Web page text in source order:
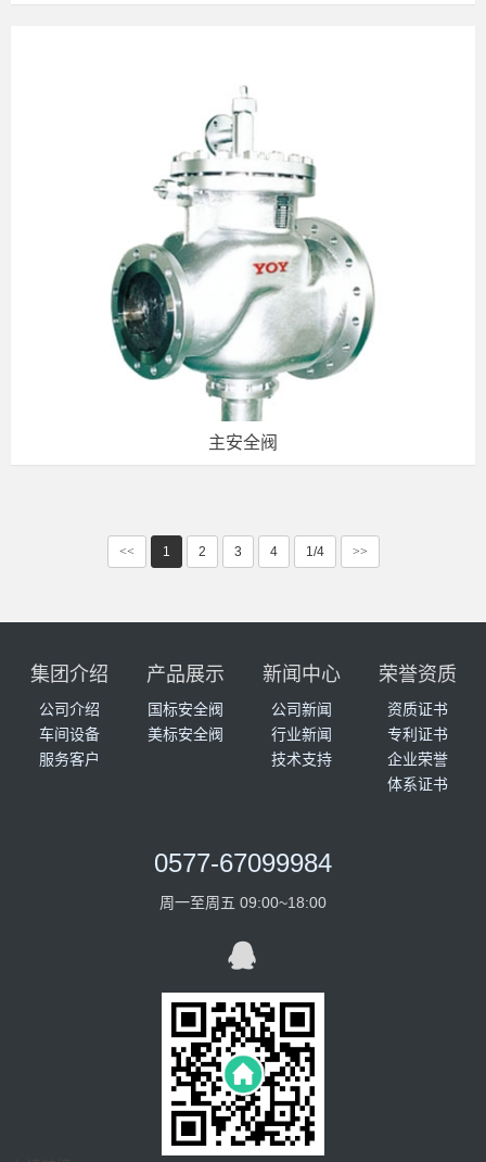
主安全阀
<< 1 2 3 4 1/4 >>
集团介绍
公司介绍
车间设备
服务客户
产品展示
国标安全阀
美标安全阀
新闻中心
公司新闻
行业新闻
技术支持
荣誉资质
资质证书
专利证书
企业荣誉
体系证书
0577-67099984
周一至周五 09:00~18:00